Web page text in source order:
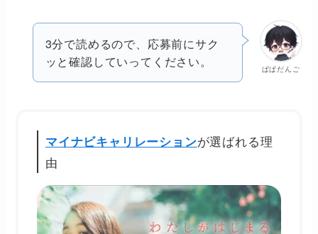
ぱぱだんご
3分で読めるので、応募前にサク
ッと確認していってください。
マイナビキャリレーションが選ばれる理
由